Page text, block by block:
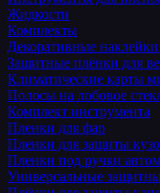
Жидкости
Комплекты
Декоративные наклейки
Защитные плёнки для
Климатические карты
Полосы на лобовое
Комплект инструмента
Пленки для фар
Пленки для защиты
Пленки под ручки
Универсальные